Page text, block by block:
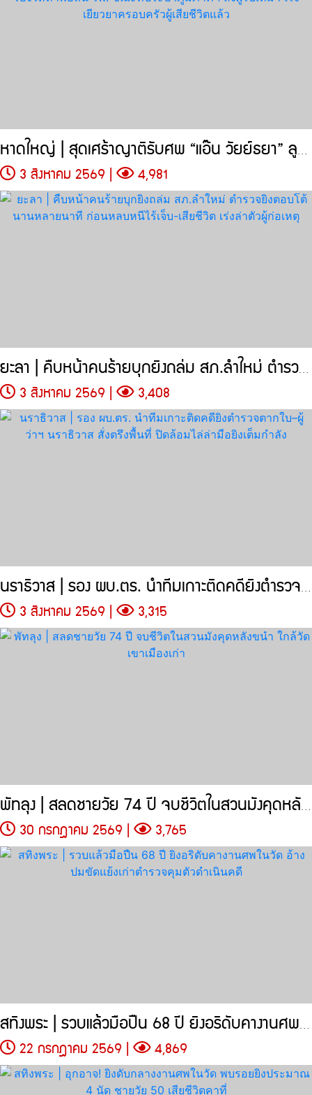
หาดใหญ่ | สุดเศร้าญาติรับศพ “แอ๊น วัยย์ธยา” ลูก 3 ขวบ
3 สิงหาคม 2569 | 4,981
ยะลา | คืบหน้าคนร้ายบุกยิงถล่ม สภ.ลำใหม่ ตำรวจยิงตอบโต้นานหลายนาที
3 สิงหาคม 2569 | 3,408
นราธิวาส | รอง ผบ.ตร. นำทีมเกาะติดคดียิงตำรวจตากใบ–ผู้ว่าฯ นราธิวาส
3 สิงหาคม 2569 | 3,315
พัทลุง | สลดชายวัย 74 ปี จบชีวิตในสวนมังคุดหลังขนำ
30 กรกฎาคม 2569 | 3,765
สทิงพระ | รวบแล้วมือปืน 68 ปี ยิงอริดับคางานศพในวัด
22 กรกฎาคม 2569 | 4,869